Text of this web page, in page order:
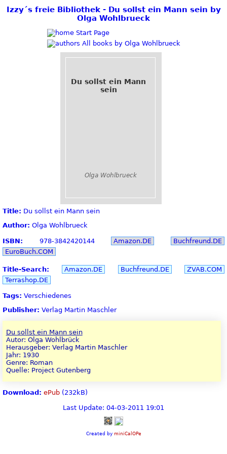
Izzy´s freie Bibliothek - Du sollst ein Mann sein by
Olga Wohlbrueck
Start Page
All books by Olga Wohlbrueck
Du sollst ein Mann
sein
Olga Wohlbrueck
Title: Du sollst ein Mann sein
Author: Olga Wohlbrueck
ISBN: 978-3842420144 Amazon.DE
Buchfreund.DE
EuroBuch.COM
Title-Search: Amazon.DE Buchfreund.DE
ZVAB.COM
Terrashop.DE
Tags: Verschiedenes
Publisher: Verlag Martin Maschler
Du sollst ein Mann sein
Autor: Olga Wohlbrück
Herausgeber: Verlag Martin Maschler
Jahr: 1930
Genre: Roman
Quelle: Project Gutenberg
Download: ePub (232kB)
Last Update: 04-03-2011 19:01
Created by miniCalOPe